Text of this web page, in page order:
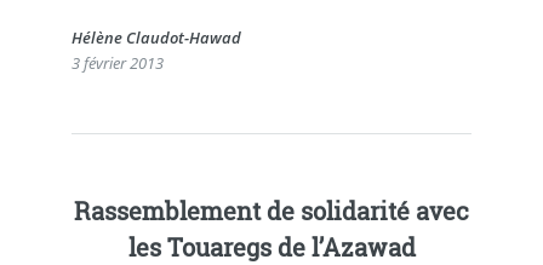
Hélène Claudot-Hawad
3 février 2013
Rassemblement de solidarité avec
les Touaregs de l’Azawad